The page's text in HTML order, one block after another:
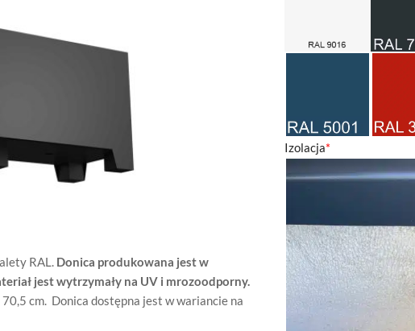
RAL. Donica produkowana jest w
jest wytrzymały na UV i mrozoodporny.
cm. Donica dostępna jest w wariancie na
*
Izolacja